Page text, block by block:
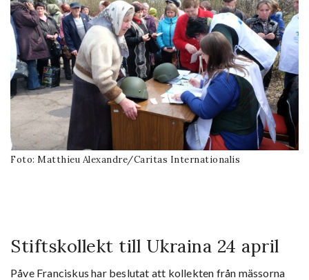
Stiftskollekt till Ukraina 24 april
Påve Franciskus har beslutat att kollekten från mässorna
Foto: Matthieu Alexandre/Caritas Internationalis